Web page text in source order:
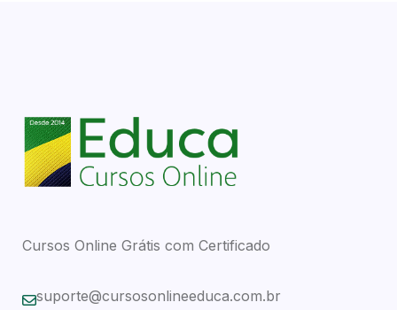
Cursos Online Grátis com Certificado
suporte@cursosonlineeduca.com.br